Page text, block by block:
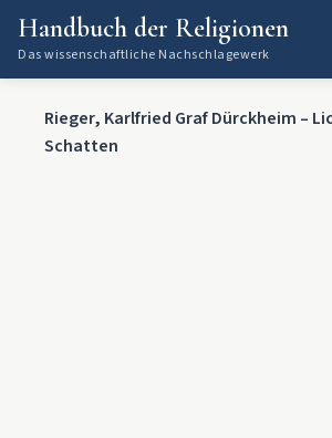
Handbuch der Religionen
Das wissenschaftliche Nachschlagewerk
Rieger, Karlfried Graf Dürckheim –
Schatten